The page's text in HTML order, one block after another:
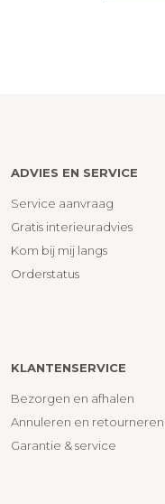
ADVIES EN SERVICE
Service aanvraag
Gratis interieuradvies
Kom bij mij langs
Orderstatus
KLANTENSERVICE
Bezorgen en afhalen
Annuleren en retourneren
Garantie & service